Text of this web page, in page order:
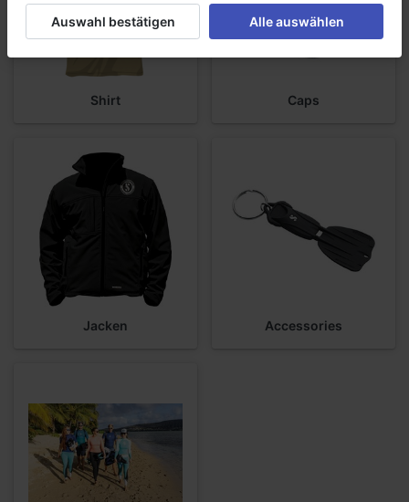
Shirt Caps
Jacken Accessories
Auswahl bestätigen Alle auswählen